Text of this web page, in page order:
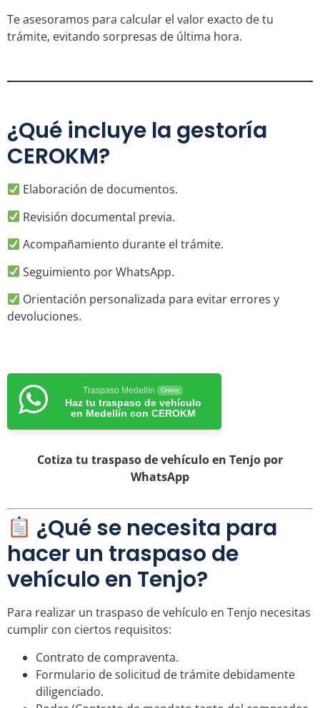
Te asesoramos para calcular el valor exacto de tu
trámite, evitando sorpresas de última hora.
¿Qué incluye la gestoría
CEROKM?
Elaboración de documentos.
Revisión documental previa.
Acompañamiento durante el trámite.
Seguimiento por WhatsApp.
Orientación personalizada para evitar errores y
devoluciones.
Traspaso Medellín Online
Haz tu traspaso de vehículo
en Medellín con CEROKM
Cotiza tu traspaso de vehículo en Tenjo por
WhatsApp
¿Qué se necesita para
hacer un traspaso de
vehículo en Tenjo?
Para realizar un traspaso de vehículo en Tenjo necesitas
cumplir con ciertos requisitos:
Contrato de compraventa.
Formulario de solicitud de trámite debidamente
diligenciado.